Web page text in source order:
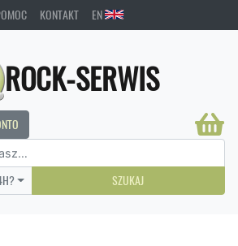
KONTAKT EN
ROCK-SERWIS
SZUKAJ